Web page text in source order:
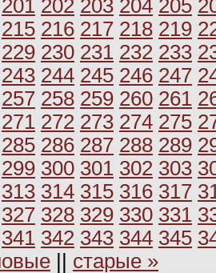
201 202 203 204 205
215 216 217 218 219
229 230 231 232 233
243 244 245 246 247
257 258 259 260 261
271 272 273 274 275
285 286 287 288 289
299 300 301 302 303
313 314 315 316 317
327 328 329 330 331
341 342 343 344 345
старые »